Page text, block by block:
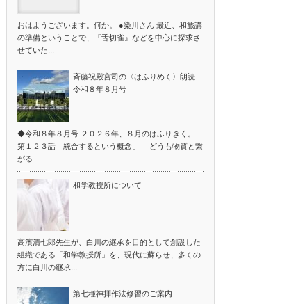
おはようございます。何か。 ●染川さん 最近、和旅講
の準備ということで、『舌切雀』などを中心に探求さ
せていた...
斉藤祝殿宮司の〈はふりめく〉朗読
令和８年８月号
◆令和８年８月号 ２０２６年、８月のはふりきく。
第１２３話「統合するという概念」 どうも物質と繋
がる...
和学教授所について
高濱清七郎先生が、白川の継承を目的として創設した
組織である「和学教授所」を、現代に蘇らせ、多くの
方に白川の継承...
第七種神拝作法修習のご案内